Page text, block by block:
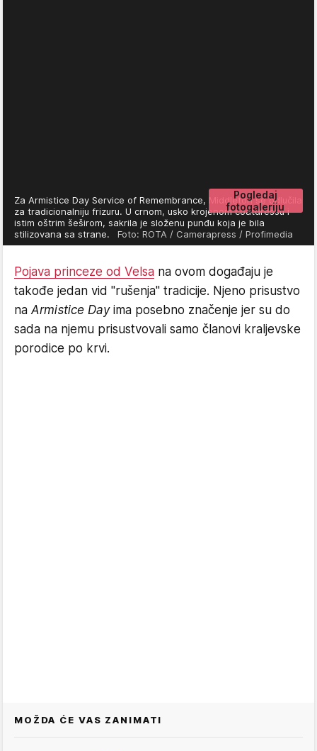
Pogledaj
fotogaleriju
Za Armistice Day Service of Remembrance, Middleton se odlučila
za tradicionalniju frizuru. U crnom, usko krojenom coatdressu i
istim oštrim šeširom, sakrila je složenu punđu koja je bila
stilizovana sa strane. Foto: ROTA / Camerapress / Profimedia
Pojava princeze od Velsa na ovom događaju je
takođe jedan vid "rušenja" tradicije. Njeno prisustvo
na Armistice Dayima posebno značenje jer su do
sada na njemu prisustvovali samo članovi kraljevske
porodice po krvi.
MOŽDA ĆE VAS ZANIMATI